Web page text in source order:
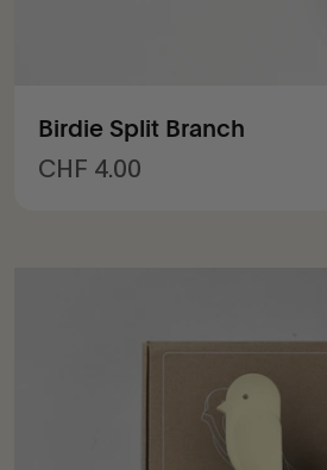
Birdie Split Branch
Prix de vente
CHF 4.00